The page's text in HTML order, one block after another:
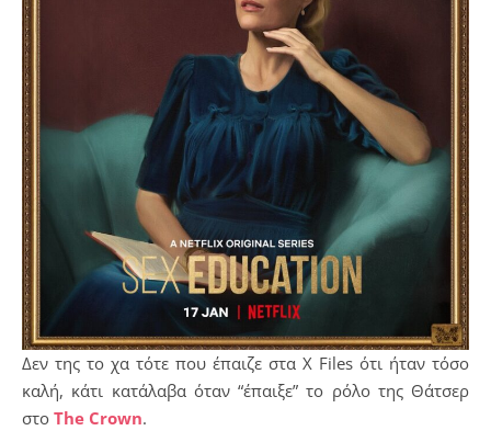
Δεν της το χα τότε που έπαιζε στα X Files ότι ήταν τόσο
καλή, κάτι κατάλαβα όταν “έπαιξε” το ρόλο της Θάτσερ
στο The Crown.